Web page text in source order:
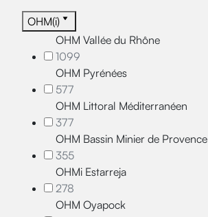
OHM(i)
OHM Vallée du Rhône
1099
OHM Pyrénées
577
OHM Littoral Méditerranéen
377
OHM Bassin Minier de Provence
355
OHMi Estarreja
278
OHM Oyapock